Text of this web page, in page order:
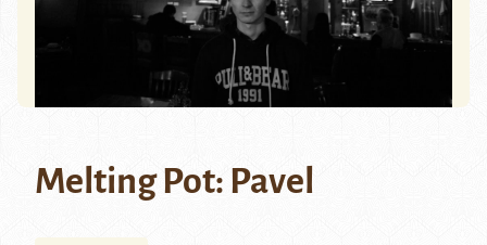
Melting Pot: Pavel